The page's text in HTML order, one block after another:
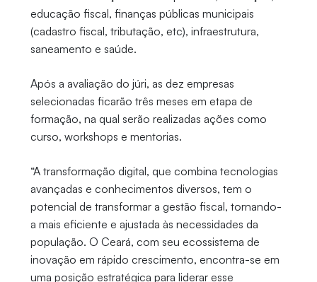
educação fiscal, finanças públicas municipais
(cadastro fiscal, tributação, etc), infraestrutura,
saneamento e saúde.
Após a avaliação do júri, as dez empresas
selecionadas ficarão três meses em etapa de
formação, na qual serão realizadas ações como
curso, workshops e mentorias.
“A transformação digital, que combina tecnologias
avançadas e conhecimentos diversos, tem o
potencial de transformar a gestão fiscal, tornando-
a mais eficiente e ajustada às necessidades da
população. O Ceará, com seu ecossistema de
inovação em rápido crescimento, encontra-se em
uma posição estratégica para liderar esse